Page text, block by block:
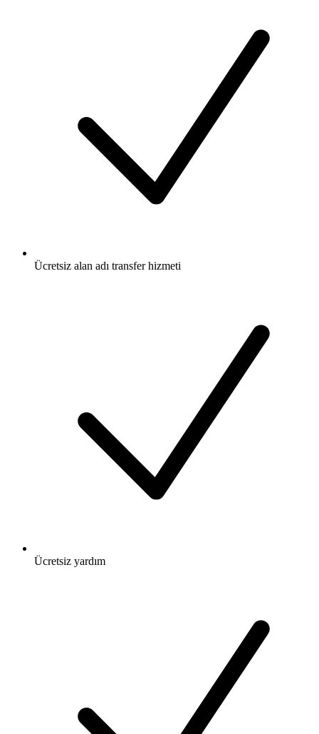
Ücretsiz alan adı transfer hizmeti
Ücretsiz yardım